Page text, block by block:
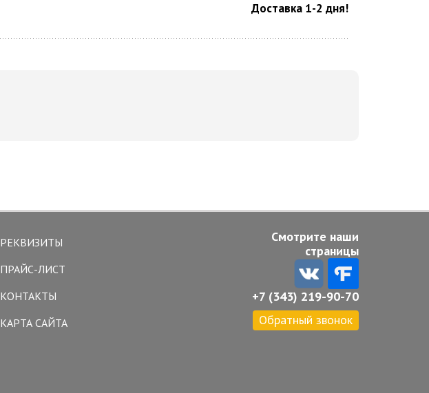
Доставка 1-2 дня!
РЕКВИЗИТЫ
ПРАЙС-ЛИСТ
КОНТАКТЫ
КАРТА САЙТА
Смотрите наши
страницы
+7 (343) 219-90-70
Обратный звонок